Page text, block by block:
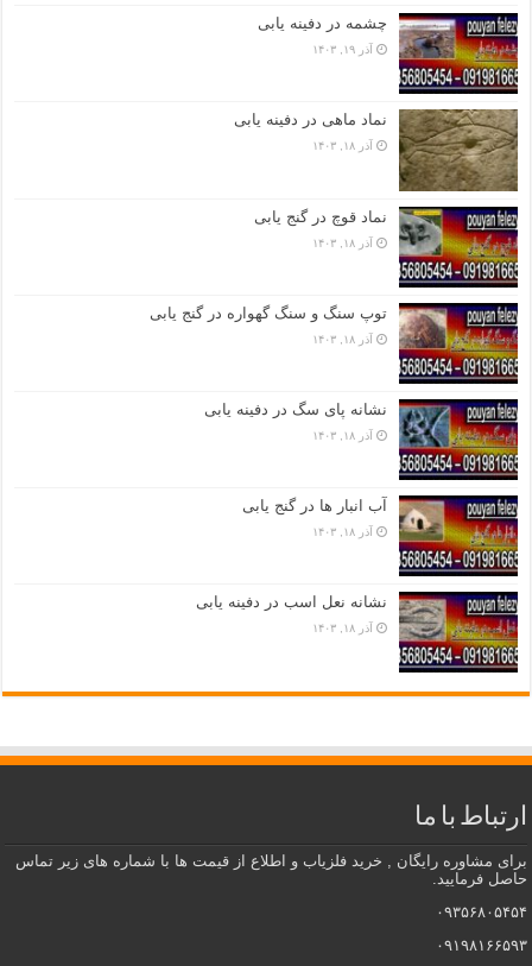
چشمه در دفینه یابی
آذر ۱۹, ۱۴۰۳
نماد ماهی در دفینه یابی
آذر ۱۸, ۱۴۰۳
نماد قوچ در گنج یابی
آذر ۱۸, ۱۴۰۳
توپ سنگ و سنگ گهواره در گنج یابی
آذر ۱۸, ۱۴۰۳
نشانه پای سگ در دفینه یابی
آذر ۱۸, ۱۴۰۳
آب انبار ها در گنج یابی
آذر ۱۸, ۱۴۰۳
نشانه نعل اسب در دفینه یابی
آذر ۱۸, ۱۴۰۳
ارتباط با ما
برای مشاوره رایگان , خرید فلزیاب و اطلاع از قیمت ها با شماره های زیر تماس
حاصل فرمایید.
۰۹۳۵۶۸۰۵۴۵۴
۰۹۱۹۸۱۶۶۵۹۳